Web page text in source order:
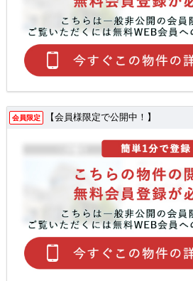
会員限定 【会員様限定で公開中！】